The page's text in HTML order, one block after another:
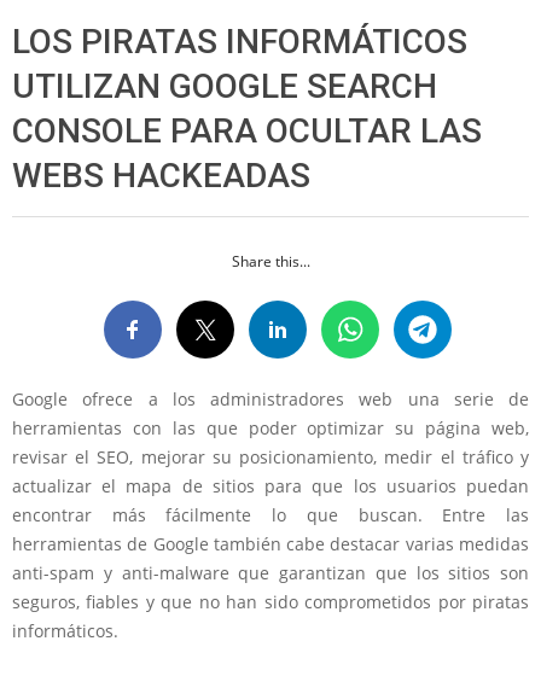
LOS PIRATAS INFORMÁTICOS
UTILIZAN GOOGLE SEARCH
CONSOLE PARA OCULTAR LAS
WEBS HACKEADAS
Share this...
Google ofrece a los administradores web una serie de
herramientas con las que poder optimizar su página web,
revisar el SEO, mejorar su posicionamiento, medir el tráfico y
actualizar el mapa de sitios para que los usuarios puedan
encontrar más fácilmente lo que buscan. Entre las
herramientas de Google también cabe destacar varias medidas
anti-spam y anti-malware que garantizan que los sitios son
seguros, fiables y que no han sido comprometidos por piratas
informáticos.